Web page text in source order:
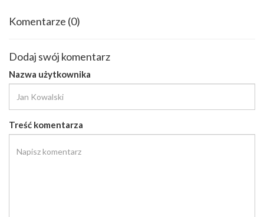
Komentarze (0)
Dodaj swój komentarz
Nazwa użytkownika
Treść komentarza